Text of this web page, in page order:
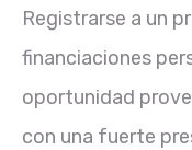
Registrarse a un
financiaciones
oportunidad
con una fuerte